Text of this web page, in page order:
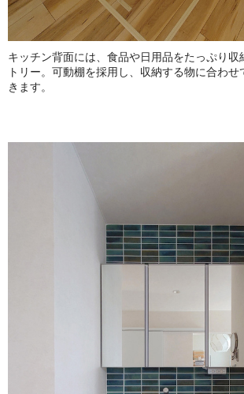
キッチン背面には、食品や日用品をたっぷり収
トリー。可動棚を採用し、収納する物に合わ
きます。